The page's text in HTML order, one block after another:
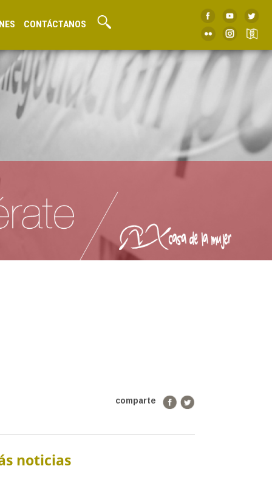
CONTÁCTANOS
comparte
noticias